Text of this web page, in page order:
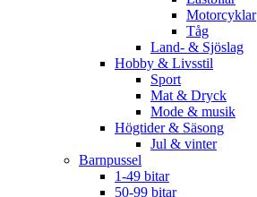
Motorcyklar
Tåg
Land- & Sjöslag
Hobby & Livsstil
Sport
Mat & Dryck
Mode & musik
Högtider & Säsong
Jul & vinter
Barnpussel
1-49 bitar
50-99 bitar